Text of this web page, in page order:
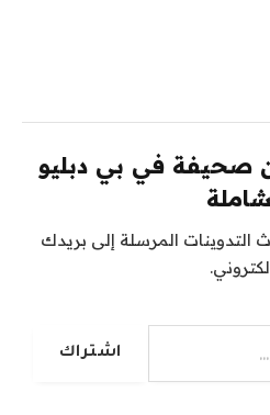
صحيفة في بي دبليو
المرسلة إلى بريدك
اشتراك